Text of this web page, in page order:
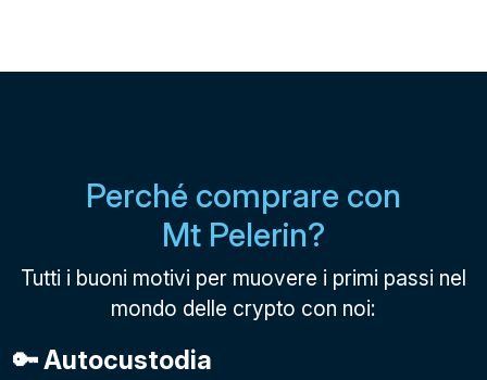
Perché comprare con
Mt Pelerin?
Tutti i buoni motivi per muovere i primi passi nel
mondo delle crypto con noi:
🔑 Autocustodia